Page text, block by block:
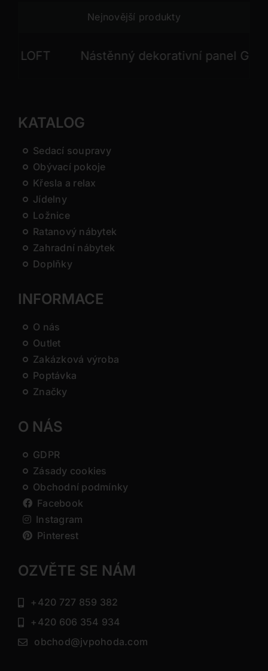
Nejnovější produkty
Nástěnný dekorativní panel GONG
KATALOG
Sedací soupravy
Obývací pokoje
Křesla a relax
Jídelny
Ložnice
Ratanový nábytek
Zahradní nábytek
Doplňky
INFORMACE
O nás
Outlet
Zakázková výroba
Poptávka
Značky
O NÁS
GDPR
Zásady cookies
Obchodní podmínky
Facebook
Instagram
Pinterest
OZVĚTE SE NÁM
+420 727 859 382
+420 606 354 934
obchod@jvpohoda.com